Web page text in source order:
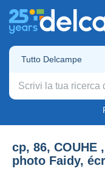
Tutto Delcampe
cp, 86, COUHE
photo Faidy,